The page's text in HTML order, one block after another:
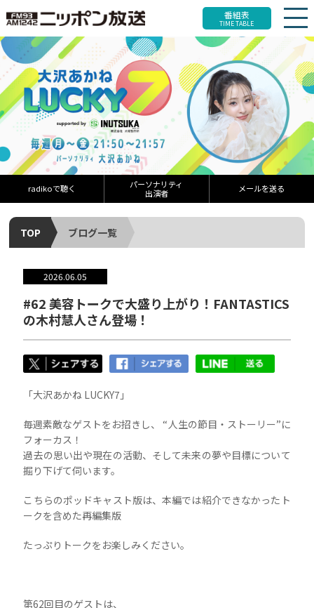
番組表
TIME TABLE
radikoで聴く
パーソナリティ
出演者
メールを送る
TOP ブログ一覧
2026.06.05
#62 美容トークで大盛り上がり！FANTASTICS
の木村慧人さん登場！
「大沢あかね LUCKY7」
毎週素敵なゲストをお招きし、 “人生の節目・ストーリー”に
フォーカス！
過去の思い出や現在の活動、そして未来の夢や目標について
掘り下げて伺います。
こちらのポッドキャスト版は、本編では紹介できなかったト
ークを含めた再編集版
たっぷりトークをお楽しみください。
第62回目のゲストは、